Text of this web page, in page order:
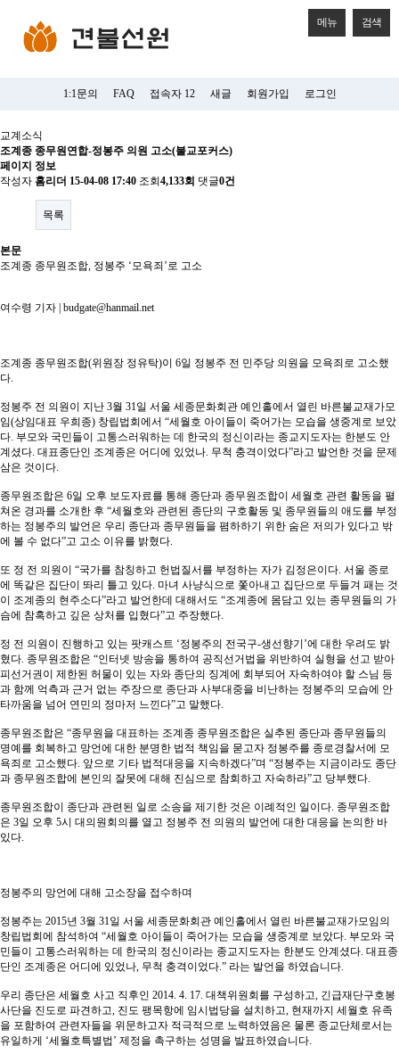
메뉴 검색
1:1문의 FAQ 접속자 12 새글 회원가입 로그인
교계소식
조계종 종무원연합-정봉주 의원 고소(불교포커스)
페이지 정보
작성자 홈리더 15-04-08 17:40 조회 4,133회 댓글0건
목록
본문
조계종 종무원조합, 정봉주 ‘모욕죄’로 고소
여수령 기자 | budgate@hanmail.net
조계종 종무원조합(위원장 정유탁)이 6일 정봉주 전 민주당 의원을 모욕죄로 고소했
다.
정봉주 전 의원이 지난 3월 31일 서울 세종문화회관 예인홀에서 열린 바른불교재가모
임(상임대표 우희종) 창립법회에서 “세월호 아이들이 죽어가는 모습을 생중계로 보았
다. 부모와 국민들이 고통스러워하는 데 한국의 정신이라는 종교지도자는 한분도 안
계셨다. 대표종단인 조계종은 어디에 있었나. 무척 충격이었다”라고 발언한 것을 문제
삼은 것이다.
종무원조합은 6일 오후 보도자료를 통해 종단과 종무원조합이 세월호 관련 활동을 펼
쳐온 경과를 소개한 후 “세월호와 관련된 종단의 구호활동 및 종무원들의 애도를 부정
하는 정봉주의 발언은 우리 종단과 종무원들을 폄하하기 위한 숨은 저의가 있다고 밖
에 볼 수 없다”고 고소 이유를 밝혔다.
또 정 전 의원이 “국가를 참칭하고 헌법질서를 부정하는 자가 김정은이다. 서울 종로
에 똑같은 집단이 똬리 틀고 있다. 마녀 사냥식으로 쫓아내고 집단으로 두들겨 패는 것
이 조계종의 현주소다”라고 발언한데 대해서도 “조계종에 몸담고 있는 종무원들의 가
슴에 참혹하고 깊은 상처를 입혔다”고 주장했다.
정 전 의원이 진행하고 있는 팟캐스트 ‘정봉주의 전국구-생선향기’에 대한 우려도 밝
혔다. 종무원조합은 “인터넷 방송을 통하여 공직선거법을 위반하여 실형을 선고 받아
피선거권이 제한된 허물이 있는 자와 종단의 징계에 회부되어 자숙하여야 할 스님 등
과 함께 억측과 근거 없는 주장으로 종단과 사부대중을 비난하는 정봉주의 모습에 안
타까움을 넘어 연민의 정마저 느낀다”고 말했다.
종무원조합은 “종무원을 대표하는 조계종 종무원조합은 실추된 종단과 종무원들의
명예를 회복하고 망언에 대한 분명한 법적 책임을 묻고자 정봉주를 종로경찰서에 모
욕죄로 고소했다. 앞으로 기타 법적대응을 지속하겠다”며 “정봉주는 지금이라도 종단
과 종무원조합에 본인의 잘못에 대해 진심으로 참회하고 자숙하라”고 당부했다.
종무원조합이 종단과 관련된 일로 소송을 제기한 것은 이례적인 일이다. 종무원조합
은 3일 오후 5시 대의원회의를 열고 정봉주 전 의원의 발언에 대한 대응을 논의한 바
있다.
정봉주의 망언에 대해 고소장을 접수하며
정봉주는 2015년 3월 31일 서울 세종문화회관 예인홀에서 열린 바른불교재가모임의
창립법회에 참석하여 “세월호 아이들이 죽어가는 모습을 생중계로 보았다. 부모와 국
민들이 고통스러워하는 데 한국의 정신이라는 종교지도자는 한분도 안계셨다. 대표종
단인 조계종은 어디에 있었나, 무척 충격이었다.” 라는 발언을 하였습니다.
우리 종단은 세월호 사고 직후인 2014. 4. 17. 대책위원회를 구성하고, 긴급재단구호봉
사단을 진도로 파견하고, 진도 팽목항에 임시법당을 설치하고, 현재까지 세월호 유족
을 포함하여 관련자들을 위문하고자 적극적으로 노력하였음은 물론 종교단체로서는
유일하게 ‘세월호특별법’ 제정을 촉구하는 성명을 발표하였습니다.